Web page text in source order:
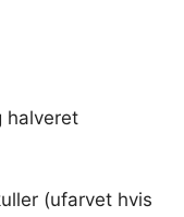
halveret
(ufarvet hvis